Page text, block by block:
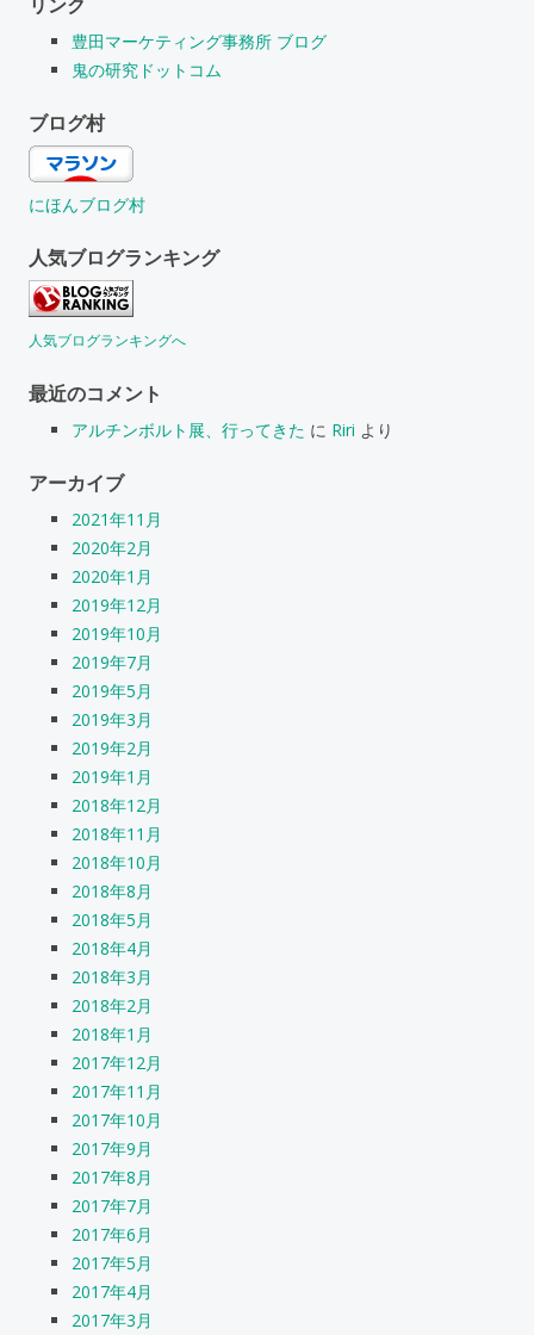
豊田マーケティング事務所 ブログ
鬼の研究ドットコム
ブログ村
にほんブログ村
人気ブログランキング
人気ブログランキングへ
最近のコメント
アルチンボルト展、行ってきた に Riri より
アーカイブ
2021年11月
2020年2月
2020年1月
2019年12月
2019年10月
2019年7月
2019年5月
2019年3月
2019年2月
2019年1月
2018年12月
2018年11月
2018年10月
2018年8月
2018年5月
2018年4月
2018年3月
2018年2月
2018年1月
2017年12月
2017年11月
2017年10月
2017年9月
2017年8月
2017年7月
2017年6月
2017年5月
2017年4月
2017年3月